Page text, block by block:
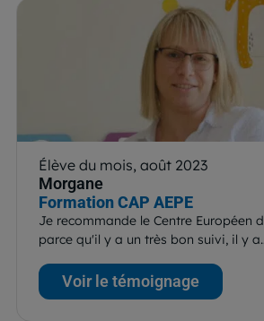
Élève du mois, août 2023
Morgane
Formation CAP AEPE
Je recommande le Centre Européen
parce qu'il y a un très bon suivi, il y
Voir le témoignage